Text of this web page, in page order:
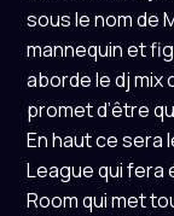
sous le nom de
mannequin et
aborde le dj mix
promet d’être
En haut ce sera
League qui fera
Room qui met